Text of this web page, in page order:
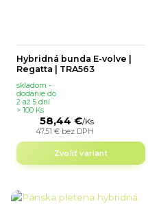
Hybridná bunda E-volve |
Regatta | TRA563
58,44 €/Ks
47,51 € bez DPH
skladom -
dodanie do
2 až 5 dní
> 100 Ks
Zvoliť variant